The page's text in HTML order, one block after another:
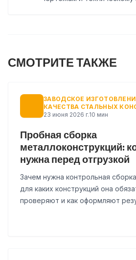
СМОТРИТЕ ТАКЖЕ
ЗАВОДСКОЕ
КАЧЕСТВА СТАЛЬНЫХ
23 июня 2026 г.10 мин
Пробная сборка
металлоконструкций:
нужна перед отгрузкой
Зачем нужна контрольная
для каких конструкций она
проверяют и как оформляют